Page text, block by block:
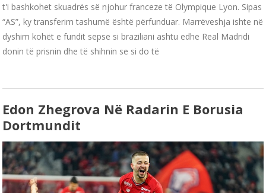
t'i bashkohet skuadrës së njohur franceze të Olympique Lyon. Sipas
“AS”, ky transferim tashumë është përfunduar. Marrëveshja ishte në
dyshim kohët e fundit sepse si braziliani ashtu edhe Real Madridi
donin të prisnin dhe të shihnin se si do të
Edon Zhegrova Në Radarin E Borusia
Dortmundit